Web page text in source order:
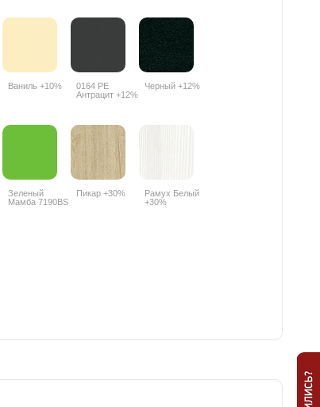
Ваниль +10%
0164 РЕ
Антрацит +12%
Черный +12%
Зеленый
Мамба 7190BS
Пикар +30%
Рамух Белый
+30%